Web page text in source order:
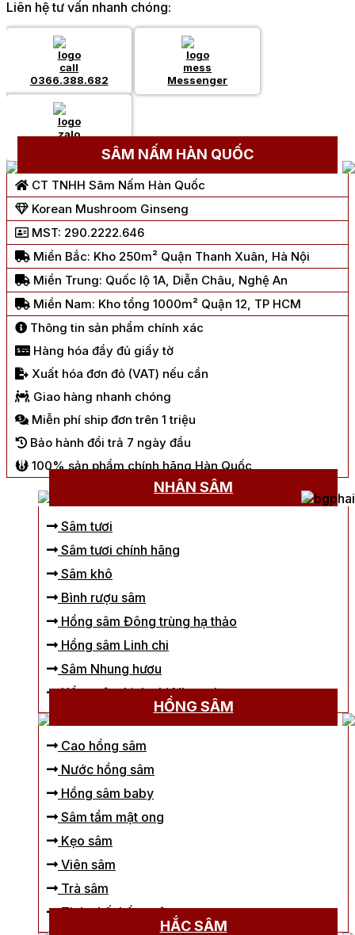
Liên hệ tư vấn nhanh chóng:
0366.388.682 Messenger
SÂM NẤM HÀN QUỐC
CT TNHH Sâm Nấm Hàn Quốc
Korean Mushroom Ginseng
MST: 290.2222.646
Miền Bắc: Kho 250m² Quận Thanh Xuân, Hà Nội
Miền Trung: Quốc lộ 1A, Diễn Châu, Nghệ An
Miền Nam: Kho tổng 1000m² Quận 12, TP HCM
Thông tin sản phẩm chính xác
Hàng hóa đầy đủ giấy tờ
Xuất hóa đơn đỏ (VAT) nếu cần
Giao hàng nhanh chóng
Miễn phí ship đơn trên 1 triệu
Bảo hành đổi trả 7 ngày đầu
100% sản phẩm chính hãng Hàn Quốc
NHÂN SÂM
Sâm tươi
Sâm tươi chính hãng
Sâm khô
Bình rượu sâm
Hồng sâm Đông trùng hạ thảo
Hồng sâm Linh chi
Sâm Nhung hươu
Hồng sâm Linh chi Nhung hươu
HỒNG SÂM
Cao hồng sâm
Nước hồng sâm
Hồng sâm baby
Sâm tẩm mật ong
Kẹo sâm
Viên sâm
Trà sâm
Tinh chất hồng sâm
HẮC SÂM